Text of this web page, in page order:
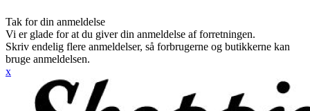
Tak for din anmeldelse
Vi er glade for at du giver din anmeldelse af forretningen.
Skriv endelig flere anmeldelser, så forbrugerne og butikkerne kan
bruge anmeldelsen.
x